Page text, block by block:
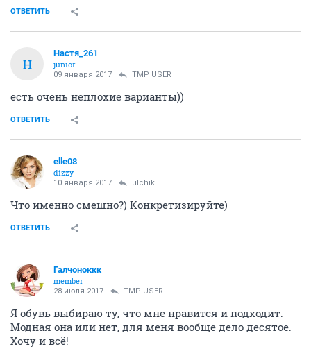
ОТВЕТИТЬ
Н
Настя_261
junior
09 января 2017 TMP USER
есть очень неплохие варианты))
ОТВЕТИТЬ
elle08
dizzy
10 января 2017 ulchik
Что именно смешно?) Конкретизируйте)
ОТВЕТИТЬ
Галчоноккк
member
28 июля 2017 TMP USER
Я обувь выбираю ту, что мне нравится и подходит.
Модная она или нет, для меня вообще дело десятое.
Хочу и всё!